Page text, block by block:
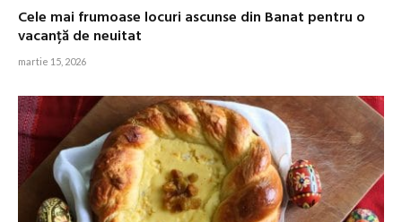
Cele mai frumoase locuri ascunse din Banat pentru o
vacanță de neuitat
martie 15, 2026